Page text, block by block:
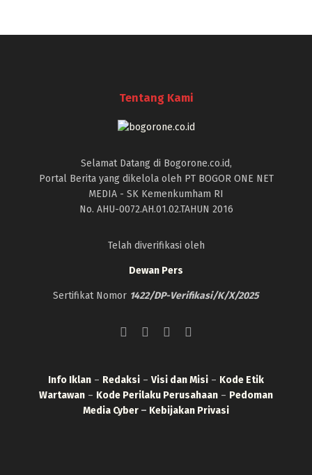
Tentang Kami
Selamat Datang di Bogorone.co.id,
Portal Berita yang dikelola oleh PT BOGOR ONE NET
MEDIA - SK Kemenkumham RI
No. AHU-0072.AH.01.02.TAHUN 2016
Telah diverifikasi oleh
Dewan Pers
Sertifikat Nomor 1422/DP-Verifikasi/K/X/2025
Info Iklan – Redaksi – Visi dan Misi – Kode Etik
Wartawan – Kode Perilaku Perusahaan – Pedoman
Media Cyber – Kebijakan Privasi